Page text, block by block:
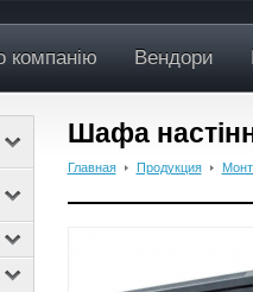
компанію Вендори
Шафа
Главная Продукция